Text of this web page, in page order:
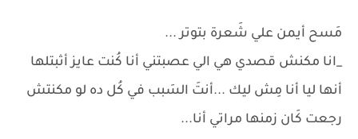
مَسح أيمن علي شَعرة بتوتر ...
_انا مكنش قصدي هي الي عصبتني أنا كُنت عايز أثبتلها
أنها ليا أنا مِش ليك ...أنتَ السَبب في كُل ده لو مكنتش
رجعت كَان زمنها مراتي أنا...